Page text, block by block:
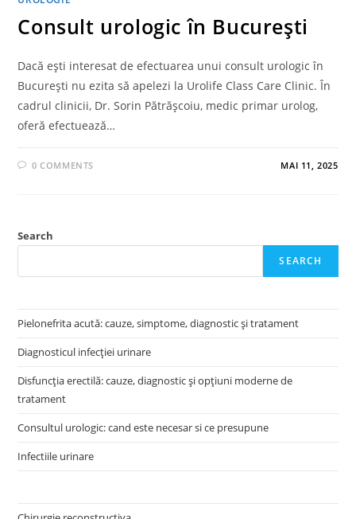
Consult urologic în București
Dacă ești interesat de efectuarea unui consult urologic în
București nu ezita să apelezi la Urolife Class Care Clinic. În
cadrul clinicii, Dr. Sorin Pătrășcoiu, medic primar urolog,
oferă efectuează…
0 COMMENTS MAI 11, 2025
Search
SEARCH
Pielonefrita acută: cauze, simptome, diagnostic și tratament
Diagnosticul infecției urinare
Disfuncția erectilă: cauze, diagnostic și opțiuni moderne de
tratament
Consultul urologic: cand este necesar si ce presupune
Infectiile urinare